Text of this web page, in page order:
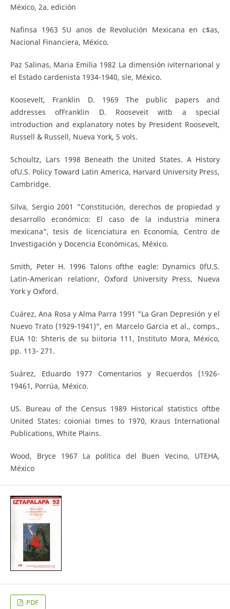
México, 2a. edición
Nafinsa 1963 5U anos de Revolución Mexicana en c$as,
Nacional Financiera, México.
Paz Salinas, Maria Emilia 1982 La dimensión iviternarional y
el Estado cardenista 1934-1940, sle, México.
Koosevelt, Franklin D. 1969 The public papers and
addresses ofFranklin D. Rooseveit witb a special
introduction and explanatory notes by President Roosevelt,
Russell & Russell, Nueva York, 5 vols.
Schoultz, Lars 1998 Beneath the United States. A History
ofU.S. Policy Toward Latin America, Harvard University Press,
Cambridge.
Silva, Sergio 2001 "Constitución, derechos de propiedad y
desarrollo económico: El caso de la industria minera
mexicana", tesis de licenciatura en Economía, Centro de
Investigación y Docencia Económicas, México.
Smith, Peter H. 1996 Talons ofthe eagle: Dynamics 0fU.S.
Latin-American relationr, Oxford University Press, Nueva
York y Oxford.
Cuárez, Ana Rosa y Alma Parra 1991 "La Gran Depresión y el
Nuevo Trato (1929-1941)", en Marcelo Garcia et al., comps.,
EUA 10: Shteris de su biitoria 111, Instituto Mora, México,
pp. 113- 271.
Suárez, Eduardo 1977 Comentarios y Recuerdos (1926-
19461, Porrúa, México.
US. Bureau of the Census 1989 Historical statistics oftbe
United States: coioniai times to 1970, Kraus International
Publications, White Plains.
Wood, Bryce 1967 La política del Buen Vecino, UTEHA,
México
PDF